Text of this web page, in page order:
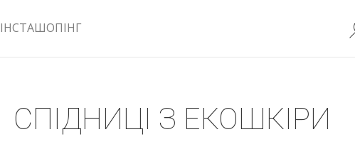
ІНСТАШОПІНГ
СПІДНИЦІ З ЕКОШКІРИ